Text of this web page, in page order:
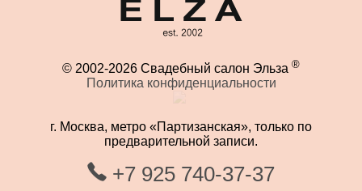
© 2002-2026 Свадебный салон Эльза ®
Политика конфиденциальности
г. Москва, метро «Партизанская», только по
предварительной записи.
+7 925 740-37-37